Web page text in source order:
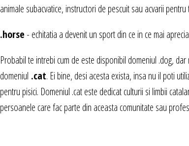
animale subacvatice, instructori de pescuit sau acvarii pentru
.horse - echitatia a devenit un sport din ce in ce mai
Probabil te intrebi cum de este disponibil domeniul .dog,
domeniul .cat. Ei bine, desi acesta exista, insa nu il poti
pentru pisici. Domeniul .cat este dedicat culturii si limbii
persoanele care fac parte din aceasta comunitate sau